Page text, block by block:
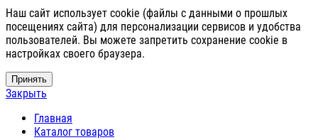
Наш сайт использует cookie (файлы с данными о прошлых
посещениях сайта) для персонализации сервисов и удобства
пользователей. Вы можете запретить сохранение cookie в
настройках своего браузера.
Принять
Закрыть
Главная
Каталог товаров